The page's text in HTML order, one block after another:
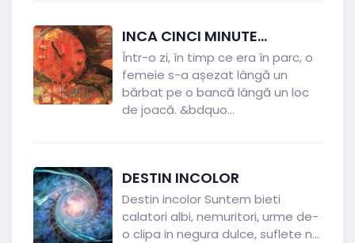
INCA CINCI MINUTE...
Într-o zi, în timp ce era în parc, o
femeie s-a așezat lângă un
bărbat pe o bancă lângă un loc
de joacă. &bdquo...
DESTIN INCOLOR
Destin incolor Suntem bieti
calatori albi, nemuritori, urme de-
o clipa in negura dulce, suflete n...